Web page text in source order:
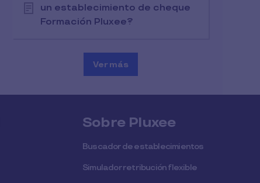
un establecimiento de cheque
Formación Pluxee?
Ver más
Sobre Pluxee
Buscador de establecimientos
Simulador retribución flexible